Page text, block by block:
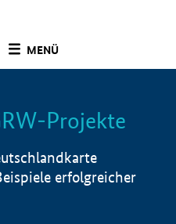
MENÜ
Info
Projekte
erfolgreicher